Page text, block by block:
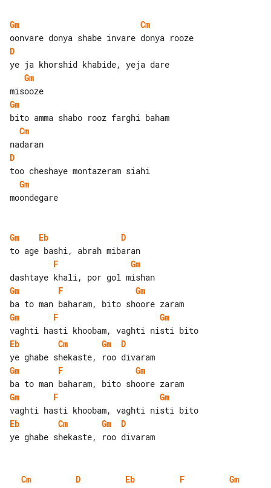
Gm
Cm
D
Gm
Gm
Cm
D
Gm
moondegare
Gm Eb
D
F
Gm
Gm
F
Gm
Gm
F
Gm
Eb
Cm Gm
D
Gm
F
Gm
Gm
F
Gm
Eb
Cm Gm
D
Cm D Eb F Gm